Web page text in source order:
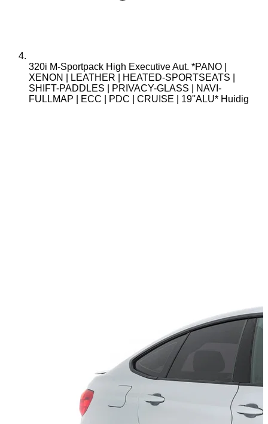
320i M-Sportpack High Executive Aut. *PANO |
XENON | LEATHER | HEATED-SPORTSEATS |
SHIFT-PADDLES | PRIVACY-GLASS | NAVI-
FULLMAP | ECC | PDC | CRUISE | 19''ALU* Huidig